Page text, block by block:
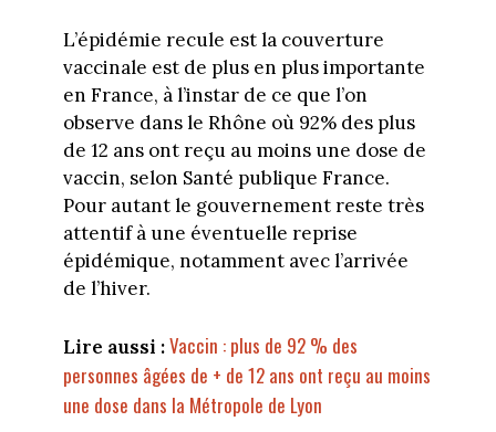
L’épidémie recule est la couverture
vaccinale est de plus en plus importante
en France, à l’instar de ce que l’on
observe dans le Rhône où 92% des plus
de 12 ans ont reçu au moins une dose de
vaccin, selon Santé publique France.
Pour autant le gouvernement reste très
attentif à une éventuelle reprise
épidémique, notamment avec l’arrivée
de l’hiver.
Lire aussi :Vaccin : plus de 92 % des
personnes âgées de + de 12 ans ont reçu au moins
une dose dans la Métropole de Lyon